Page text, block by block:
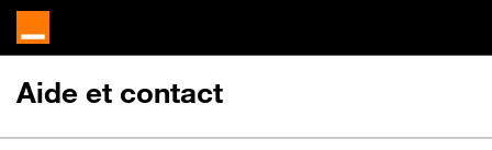
Aide et contact